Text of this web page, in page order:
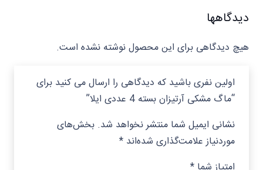
دیدگاهها
هیچ دیدگاهی برای این محصول نوشته نشده است.
اولین نفری باشید که دیدگاهی را ارسال می کنید برای
“ماگ مشکی آرتیزان بسته 4 عددی ایلا”
نشانی ایمیل شما منتشر نخواهد شد. بخش‌های
موردنیاز علامت‌گذاری شده‌اند *